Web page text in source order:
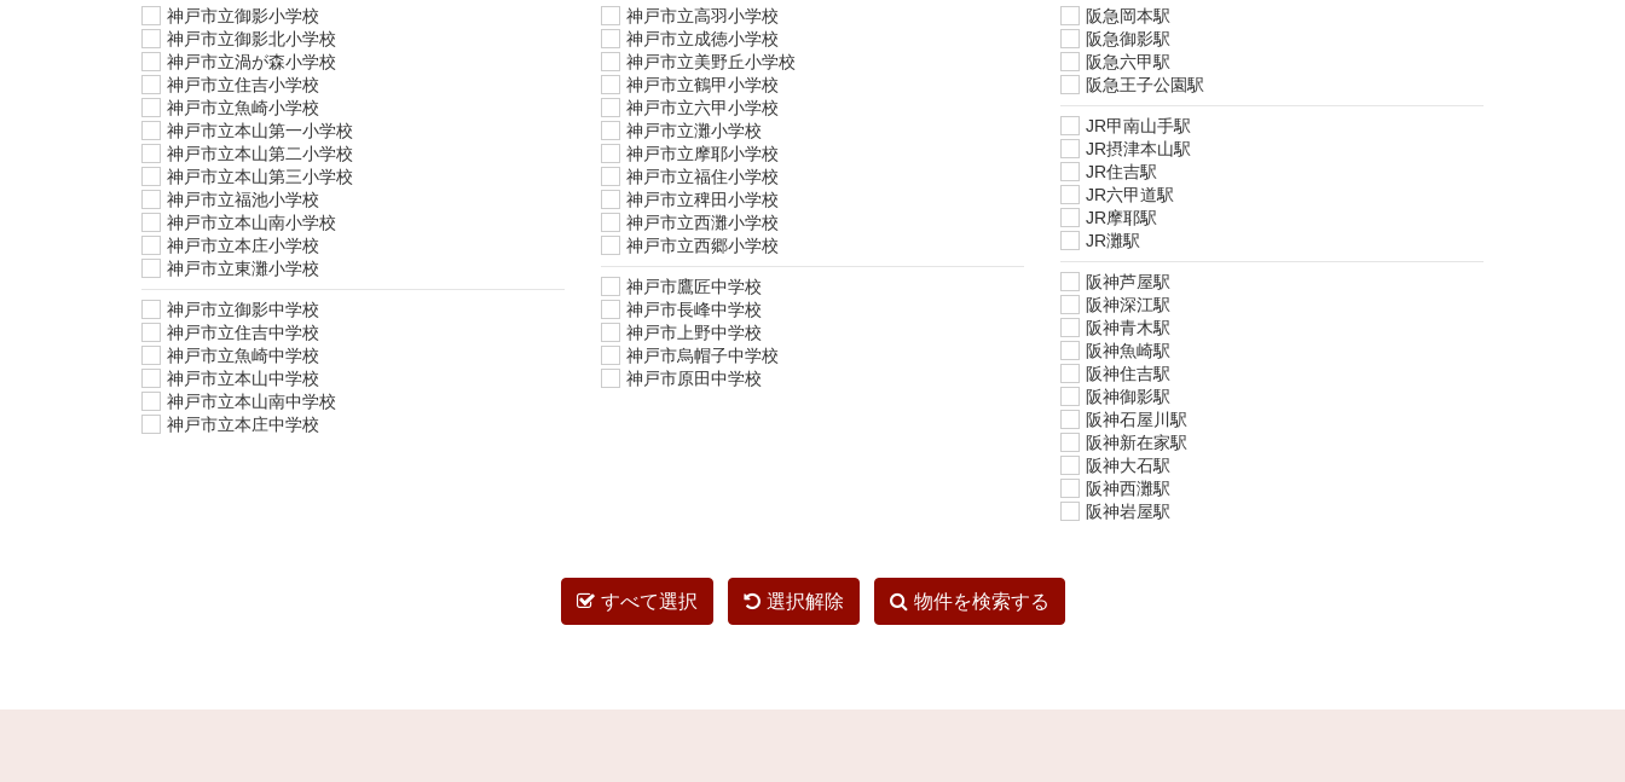
神戸市立御影小学校
神戸市立御影北小学校
神戸市立渦が森小学校
神戸市立住吉小学校
神戸市立魚崎小学校
神戸市立本山第一小学校
神戸市立本山第二小学校
神戸市立本山第三小学校
神戸市立福池小学校
神戸市立本山南小学校
神戸市立本庄小学校
神戸市立東灘小学校
神戸市立御影中学校
神戸市立住吉中学校
神戸市立魚崎中学校
神戸市立本山中学校
神戸市立本山南中学校
神戸市立本庄中学校
神戸市立高羽小学校
神戸市立成徳小学校
神戸市立美野丘小学校
神戸市立鶴甲小学校
神戸市立六甲小学校
神戸市立灘小学校
神戸市立摩耶小学校
神戸市立福住小学校
神戸市立稗田小学校
神戸市立西灘小学校
神戸市立西郷小学校
神戸市鷹匠中学校
神戸市長峰中学校
神戸市上野中学校
神戸市烏帽子中学校
神戸市原田中学校
阪急岡本駅
阪急御影駅
阪急六甲駅
阪急王子公園駅
JR甲南山手駅
JR摂津本山駅
JR住吉駅
JR六甲道駅
JR摩耶駅
JR灘駅
阪神芦屋駅
阪神深江駅
阪神青木駅
阪神魚崎駅
阪神住吉駅
阪神御影駅
阪神石屋川駅
阪神新在家駅
阪神大石駅
阪神西灘駅
阪神岩屋駅
すべて選択 選択解除 物件を検索する